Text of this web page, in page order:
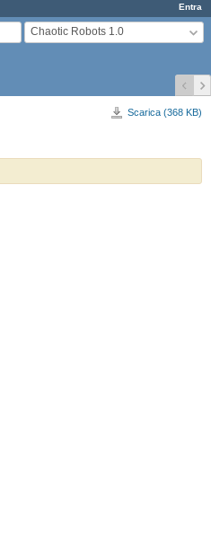
Entra
Chaotic Robots 1.0
Scarica (368 KB)